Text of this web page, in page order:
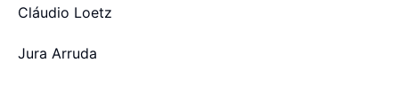
Cláudio Loetz
Jura Arruda